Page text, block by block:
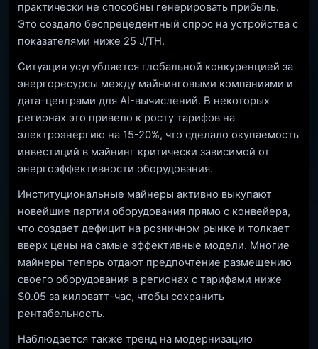
практически не способны генерировать прибыль.
Это создало беспрецедентный спрос на устройства с
показателями ниже 25 J/TH.
Ситуация усугубляется глобальной конкуренцией за
энергоресурсы между майнинговыми компаниями и
дата-центрами для AI-вычислений. В некоторых
регионах это привело к росту тарифов на
электроэнергию на 15-20%, что сделало окупаемость
инвестиций в майнинг критически зависимой от
энергоэффективности оборудования.
Институциональные майнеры активно выкупают
новейшие партии оборудования прямо с конвейера,
что создает дефицит на розничном рынке и толкает
вверх цены на самые эффективные модели. Многие
майнеры теперь отдают предпочтение размещению
своего оборудования в регионах с тарифами ниже
$0.05 за киловатт-час, чтобы сохранить
рентабельность.
Наблюдается также тренд на модернизацию